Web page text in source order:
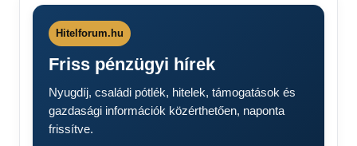
Hitelforum.hu
Friss pénzügyi hírek
Nyugdíj, családi pótlék, hitelek, támogatások és
gazdasági információk közérthetően, naponta
frissítve.